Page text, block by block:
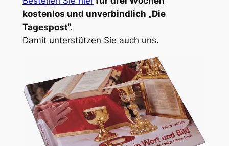
kostenlos und unverbindlich „Die
Tagespost“.
Damit unterstützen Sie auch uns.